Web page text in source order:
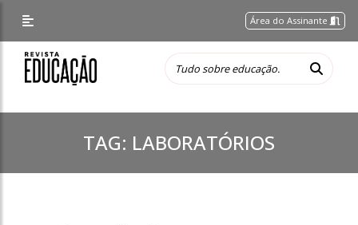
Área do Assinante
TAG: LABORATÓRIOS